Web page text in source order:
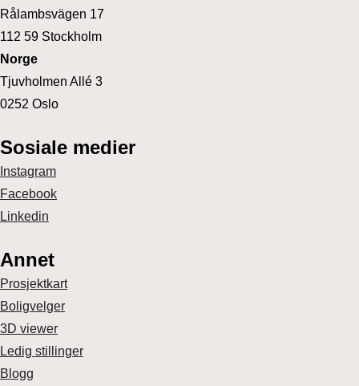
Rålambsvägen 17
112 59 Stockholm
Norge
Tjuvholmen Allé 3
0252 Oslo
Sosiale medier
Instagram
Facebook
Linkedin
Annet
Prosjektkart
Boligvelger
3D viewer
Ledig stillinger
Blogg